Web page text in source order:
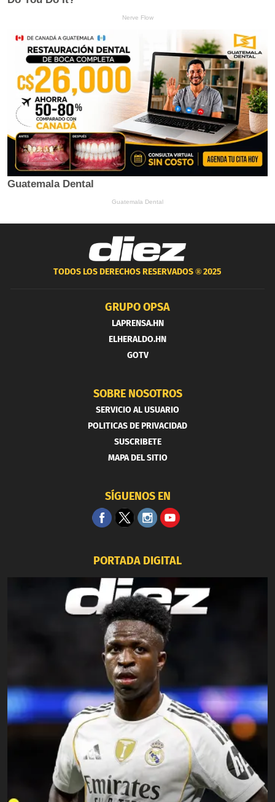
TODOS LOS DERECHOS RESERVADOS ®2025
GRUPO OPSA
LAPRENSA.HN
ELHERALDO.HN
GOTV
SOBRE NOSOTROS
SERVICIO AL USUARIO
POLITICAS DE PRIVACIDAD
SUSCRIBETE
MAPA DEL SITIO
SÍGUENOS EN
PORTADA DIGITAL